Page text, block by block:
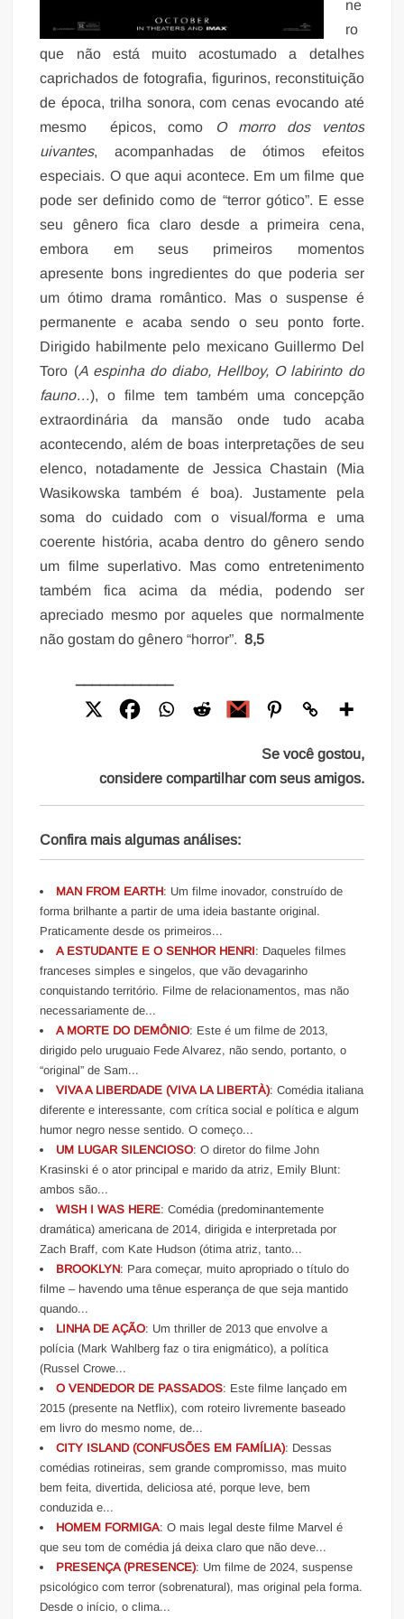
ne
ro
que não está muito acostumado a detalhes
caprichados de fotografia, figurinos, reconstituição
de época, trilha sonora, com cenas evocando até
mesmo épicos, como
O morro dos ventos
uivantes, acompanhadas de ótimos efeitos
especiais. O que aqui acontece. Em um filme que
pode ser definido como de “terror gótico”. E esse
seu gênero fica claro desde a primeira cena,
embora em seus primeiros momentos
apresente bons ingredientes do que poderia ser
um ótimo drama romântico. Mas o suspense é
permanente e acaba sendo o seu ponto forte.
Dirigido habilmente pelo mexicano Guillermo Del
Toro (A espinha do diabo, Hellboy, O labirinto do
fauno…), o filme tem também uma concepção
extraordinária da mansão onde tudo acaba
acontecendo, além de boas interpretações de seu
elenco, notadamente de Jessica Chastain (Mia
Wasikowska também é boa). Justamente pela
soma do cuidado com o visual/forma e uma
coerente história, acaba dentro do gênero sendo
um filme superlativo. Mas como entretenimento
também fica acima da média, podendo ser
apreciado mesmo por aqueles que normalmente
não gostam do gênero “horror”.8,5
Se você gostou,
considere compartilhar com seus amigos.
Confira mais algumas análises:
MAN FROM EARTH: Um filme inovador, construído de
forma brilhante a partir de uma ideia bastante original.
Praticamente desde os primeiros...
A ESTUDANTE E O SENHOR HENRI: Daqueles filmes
franceses simples e singelos, que vão devagarinho
conquistando território. Filme de relacionamentos, mas não
necessariamente de...
A MORTE DO DEMÔNIO: Este é um filme de 2013,
dirigido pelo uruguaio Fede Alvarez, não sendo, portanto, o
“original” de Sam...
VIVA A LIBERDADE (VIVA LA LIBERTÀ): Comédia italiana
diferente e interessante, com crítica social e política e algum
humor negro nesse sentido. O começo...
UM LUGAR SILENCIOSO: O diretor do filme John
Krasinski é o ator principal e marido da atriz, Emily Blunt:
ambos são...
WISH I WAS HERE: Comédia (predominantemente
dramática) americana de 2014, dirigida e interpretada por
Zach Braff, com Kate Hudson (ótima atriz, tanto...
BROOKLYN: Para começar, muito apropriado o título do
filme – havendo uma tênue esperança de que seja mantido
quando...
LINHA DE AÇÃO: Um thriller de 2013 que envolve a
polícia (Mark Wahlberg faz o tira enigmático), a política
(Russel Crowe...
O VENDEDOR DE PASSADOS: Este filme lançado em
2015 (presente na Netflix), com roteiro livremente baseado
em livro do mesmo nome, de...
CITY ISLAND (CONFUSÕES EM FAMÍLIA): Dessas
comédias rotineiras, sem grande compromisso, mas muito
bem feita, divertida, deliciosa até, porque leve, bem
conduzida e...
HOMEM FORMIGA: O mais legal deste filme Marvel é
que seu tom de comédia já deixa claro que não deve...
PRESENÇA (PRESENCE): Um filme de 2024, suspense
psicológico com terror (sobrenatural), mas original pela forma.
Desde o início, o clima...